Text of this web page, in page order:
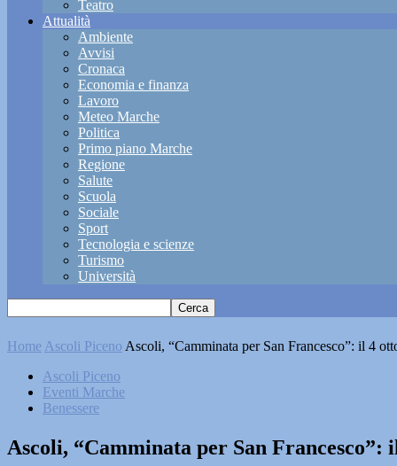
Teatro
Attualità
Ambiente
Avvisi
Cronaca
Economia e finanza
Lavoro
Meteo Marche
Politica
Primo piano Marche
Regione
Salute
Scuola
Sociale
Sport
Tecnologia e scienze
Turismo
Università
Home Ascoli Piceno Ascoli, “Camminata per San Francesco”: il 4
Ascoli Piceno
Eventi Marche
Benessere
Ascoli, “Camminata per San Francesco”: